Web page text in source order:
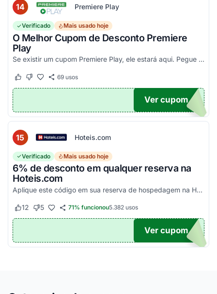
14 Premiere Play
Verificado Mais usado hoje
O Melhor Cupom de Desconto Premiere
Play
Se existir um cupom Premiere Play, ele estará aqui. Pegue seu código promocional e confira agora!
Este cupom funcionou
Este cupom não funcionou
69usos
TICO
Ver cupom
15 Hoteis.com
Verificado Mais usado hoje
6% de desconto em qualquer reserva na
Hoteis.com
Aplique este código em sua reserva de hospedagem na Hoteis.com para obter 6% de desconto em estabelecimentos participantes da promoção.
Este cupom funcionou
12 Este cupom não funcionou
5 71% funcionou5.382usos
POM6
Ver cupom